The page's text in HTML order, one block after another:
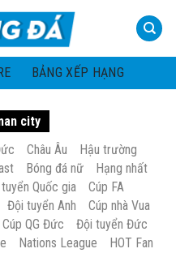
BẢNG XẾP HẠNG
city
Châu Âu
Hậu trường
Bóng đá nữ
Hạng nhất
Quốc gia
Cúp FA
Đội tuyển Anh
Cúp nhà Vua
Cúp QG Đức
Đội tuyển Đức
Nations League
HOT Fan